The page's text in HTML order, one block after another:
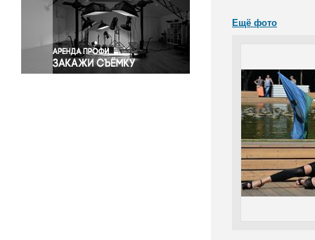
Спорт
Экология
Экономика и бизнес
Ещё фото